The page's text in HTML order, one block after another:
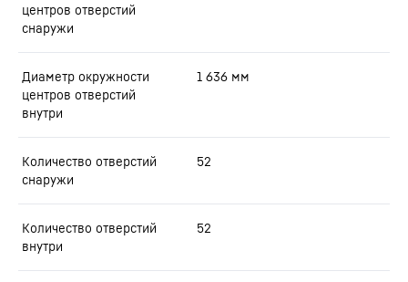
центров отверстий
снаружи
Диаметр окружности
центров отверстий
внутри
1 636 мм
Количество отверстий
снаружи
52
Количество отверстий
внутри
52